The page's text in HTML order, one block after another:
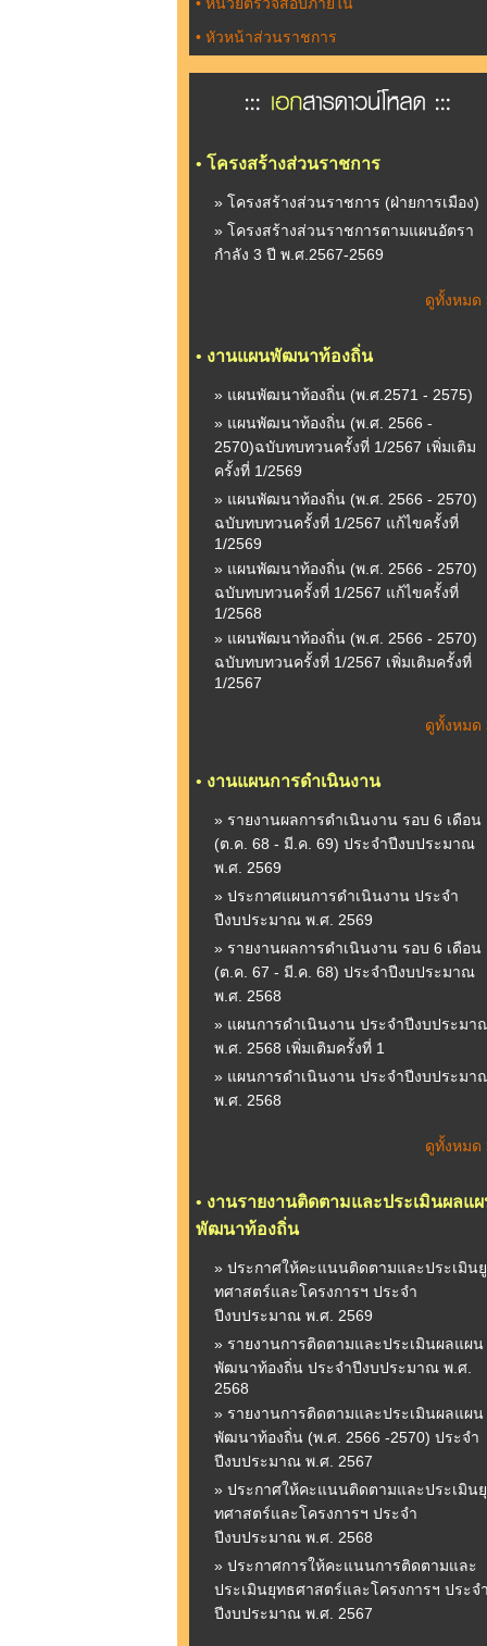
• หัวหน้าส่วนราชการ
• โครงสร้างส่วนราชการ
» โครงสร้างส่วนราชการ (ฝ่ายการเมือง)
» โครงสร้างส่วนราชการตามแผนอัตรา
กำลัง 3 ปี พ.ศ.2567-2569
ดูทั้งหมด
• งานแผนพัฒนาท้องถิ่น
» แผนพัฒนาท้องถิ่น (พ.ศ.2571 - 2575)
» แผนพัฒนาท้องถิ่น (พ.ศ. 2566 -
2570)ฉบับทบทวนครั้งที่ 1/2567 เพิ่มเติม
ครั้งที่ 1/2569
» แผนพัฒนาท้องถิ่น (พ.ศ. 2566 - 2570)
ฉบับทบทวนครั้งที่ 1/2567 แก้ไขครั้งที่
1/2569
» แผนพัฒนาท้องถิ่น (พ.ศ. 2566 - 2570)
ฉบับทบทวนครั้งที่ 1/2567 แก้ไขครั้งที่
1/2568
» แผนพัฒนาท้องถิ่น (พ.ศ. 2566 - 2570)
ฉบับทบทวนครั้งที่ 1/2567 เพิ่มเติมครั้งที่
1/2567
ดูทั้งหมด
• งานแผนการดำเนินงาน
» รายงานผลการดำเนินงาน รอบ 6 เดือน
(ต.ค. 68 - มี.ค. 69) ประจำปีงบประมาณ
พ.ศ. 2569
» ประกาศแผนการดำเนินงาน ประจำ
ปีงบประมาณ พ.ศ. 2569
» รายงานผลการดำเนินงาน รอบ 6 เดือน
(ต.ค. 67 - มี.ค. 68) ประจำปีงบประมาณ
พ.ศ. 2568
» แผนการดำเนินงาน ประจำปีงบประมา
พ.ศ. 2568 เพิ่มเติมครั้งที่ 1
» แผนการดำเนินงาน ประจำปีงบประมา
พ.ศ. 2568
ดูทั้งหมด
• งานรายงานติดตามและประเมินผลแ
พัฒนาท้องถิ่น
» ประกาศให้คะแนนติดตามและประเมินยู
ทศาสตร์และโครงการฯ ประจำ
ปีงบประมาณ พ.ศ. 2569
» รายงานการติดตามและประเมินผลแผน
พัฒนาท้องถิ่น ประจำปีงบประมาณ พ.ศ.
2568
» รายงานการติดตามและประเมินผลแผน
พัฒนาท้องถิ่น (พ.ศ. 2566 -2570) ประจำ
ปีงบประมาณ พ.ศ. 2567
» ประกาศให้คะแนนติดตามและประเมินยุ
ทศาสตร์และโครงการฯ ประจำ
ปีงบประมาณ พ.ศ. 2568
» ประกาศการให้คะแนนการติดตามและ
ประเมินยุทธศาสตร์และโครงการฯ ประจ
ปีงบประมาณ พ.ศ. 2567